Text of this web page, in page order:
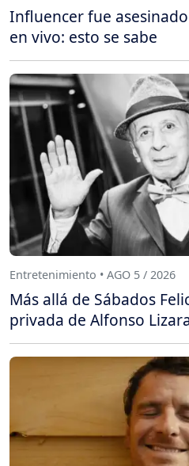
Influencer fue
en vivo: esto se sabe
Entretenimiento • AGO 5 / 2026
Más allá de Sábados
privada de Alfonso